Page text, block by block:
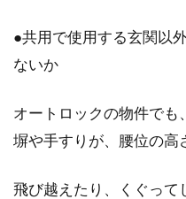
●共用で使用する玄関以
ないか
オートロックの物件で
塀や手すりが、腰位の高
飛び越えたり、くぐって